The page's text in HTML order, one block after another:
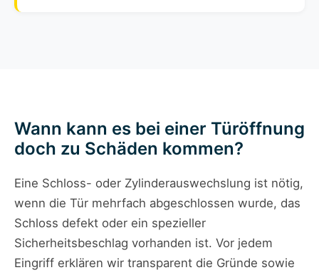
Wann kann es bei einer Türöffnung
doch zu Schäden kommen?
Eine Schloss- oder Zylinderauswechslung ist nötig,
wenn die Tür mehrfach abgeschlossen wurde, das
Schloss defekt oder ein spezieller
Sicherheitsbeschlag vorhanden ist. Vor jedem
Eingriff erklären wir transparent die Gründe sowie